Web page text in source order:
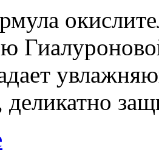
деликатно